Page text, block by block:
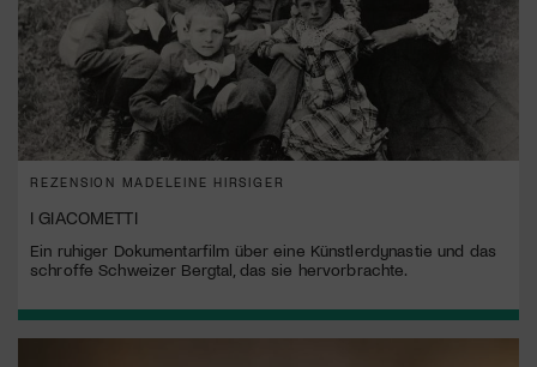
REZENSION MADELEINE HIRSIGER
I GIACOMETTI
Ein ruhiger Dokumentarfilm über eine Künstlerdynastie und das
schroffe Schweizer Bergtal, das sie hervorbrachte.